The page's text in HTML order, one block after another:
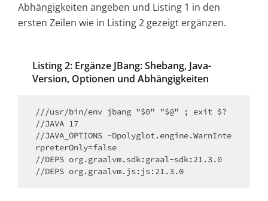
Abhängigkeiten angeben und Listing 1 in den
ersten Zeilen wie in Listing 2 gezeigt ergänzen.
Listing 2: Ergänze JBang: Shebang, Java-
Version, Optionen und Abhängigkeiten
///usr/bin/env jbang "$0" "$@" ; exit $?
//JAVA 17
//JAVA_OPTIONS -Dpolyglot.engine.WarnInte
rpreterOnly=false
//DEPS org.graalvm.sdk:graal-sdk:21.3.0